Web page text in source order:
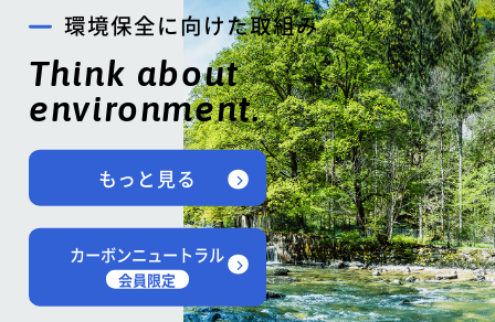
環境保全に向けた取組み
Think about
environment.
もっと見る
カーボンニュートラル
会員限定